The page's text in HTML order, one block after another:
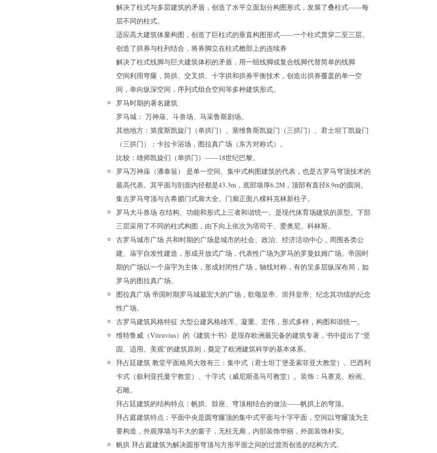
解决了柱式与多层建筑的矛盾，创造了水平立面划分构图形式，发展了叠柱式——每
层不同的柱式。
适应高大建筑体量构图，创造了巨柱式的垂直构图形式——一个柱式贯穿二至三层。
创造了拱券与柱列结合，将券脚立在柱式檐部上的连续券
解决了柱式线脚与巨大建筑体积的矛盾，用一组线脚或复合线脚代替简单的线脚
空间利用穹窿，筒拱、交叉拱、十字拱和拱券平衡技术，创造出拱券覆盖的单一空
间，单向纵深空间，序列式组合空间等多种建筑形式。
罗马时期的著名建筑
罗马城： 万神庙、斗兽场、马采鲁斯剧场。
其他地方：第度斯凯旋门（单拱门）、塞维鲁斯凯旋门（三拱门）、君士坦丁凯旋门
（三拱门）；卡拉卡浴场，图拉真广场（东方对称式）。
比较：雄师凯旋们（单拱门）——18世纪巴黎。
罗马万神庙（潘泰翁） 是单一空间、集中式构图建筑的代表，也是古罗马穹顶技术的
最高代表。其平面与剖面内径都是43.3m，底部墙厚6.2M，顶部有直径8.9m的圆洞。
集古罗马穹顶与古希腊门式廊大全。门廊正面八棵科克林新柱子。
罗马大斗兽场 在结构、功能和形式上三者和谐统一。是现代体育场建筑的原型。下部
三层采用了不同的柱式构图，由下向上依次为塔司干、爱奥尼、科林斯。
古罗马城市广场 共和时期的广场是城市的社会、政治、经济活动中心，周围各类公
建、庙宇自发性建造，形成开放式广场，代表性广场为罗马的罗曼奴姆广场。帝国时
期的广场以一个庙宇为主体，形成封闭性广场，轴线对称，有的呈多层纵深布局，如
罗马的图拉真广场。
图拉真广场 帝国时期罗马城最宏大的广场，歌颂皇帝、崇拜皇帝、纪念其功绩的纪念
性广场。
古罗马建筑风格特征 大型公建风格雄浑、凝重、宏伟，形式多样，构图和谐统一。
维特鲁威（Vitruvius）的《建筑十书》是现存欧洲最完备的建筑专著，书中提出了“坚
固、适用、美观”的建筑原则，奠定了欧洲建筑科学的基本体系。
拜占廷建筑 教堂平面格局大致有三：集中式（君士坦丁堡圣索菲亚大教堂）、巴西利
卡式（叙利亚托曼宁教堂）、十字式（威尼斯圣马可教堂）。装饰：马赛克、粉画、
石雕。
拜占廷建筑的结构特点：帆拱、鼓座、穹顶相结合的做法——帆拱上的穹顶。
拜占庭建筑特点：平面中央是圆穹窿顶的集中式平面与十字平面，空间以穹窿顶为主
要构造，外观厚墙与不大的窗子，无柱无廊，内部装饰华丽，外面装饰朴实。
帆拱 拜占庭建筑为解决圆形穹顶与方形平面之间的过渡而创造的结构方式.